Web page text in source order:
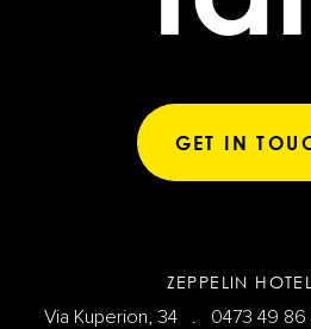
GET IN
ZEPPELIN
Via Kuperion, 34 . 0473 49 86